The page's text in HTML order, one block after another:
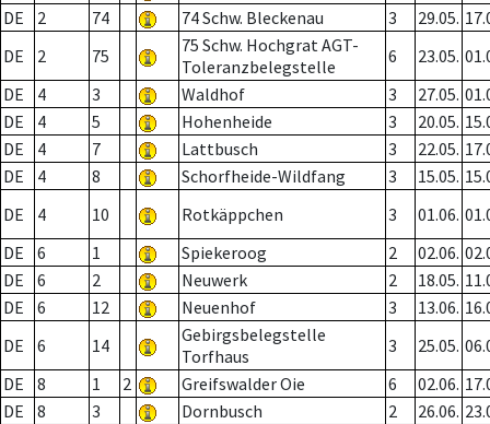
DE
2 74 74 Schw. Bleckenau 3 29.05.
DE
2 75
75 Schw. Hochgrat AGT-
Toleranzbelegstelle
6 23.05.
DE
4 3 Waldhof 3 27.05.
DE
4 5 Hohenheide 3 20.05.
DE
4 7 Lattbusch 3 22.05.
DE
4 8 Schorfheide-Wildfang 3 15.05.
DE
4 10 Rotkäppchen 3 01.06.
DE
6 1 Spiekeroog 2 02.06.
DE
6 2 Neuwerk 2 18.05.
DE
6 12 Neuenhof 3 13.06.
DE
6 14
Gebirgsbelegstelle
Torfhaus
3 25.05.
DE
8 1 2 Greifswalder Oie 6 02.06.
DE
8 3 Dornbusch 2 26.06.